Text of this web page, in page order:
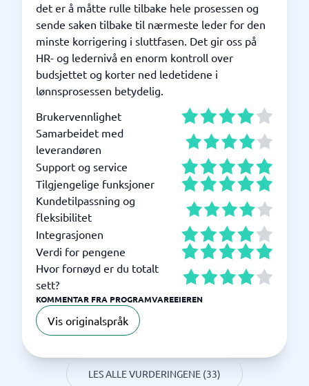
det er å måtte rulle tilbake hele prosessen og
sende saken tilbake til nærmeste leder for den
minste korrigering i sluttfasen. Det gir oss på
HR- og ledernivå en enorm kontroll over
budsjettet og korter ned ledetidene i
lønnsprosessen betydelig.
Brukervennlighet
Samarbeidet med
leverandøren
Support og service
Tilgjengelige funksjoner
Kundetilpassning og
fleksibilitet
Integrasjonen
Verdi for pengene
Hvor fornøyd er du totalt
sett?
KOMMENTAR FRA PROGRAMVAREEIEREN
Vis originalspråk
LES ALLE VURDERINGENE (33)